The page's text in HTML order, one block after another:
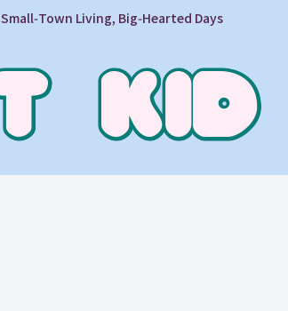
Small‑Town Living, Big‑Hearted Days